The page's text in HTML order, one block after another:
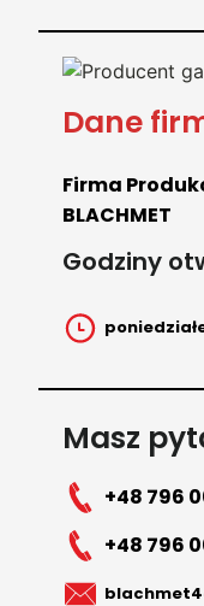
Dane
Firma
BLACHMET
Godziny
Masz
+48 796
+48 796